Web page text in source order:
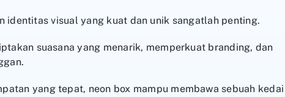
visual yang kuat dan unik sangatlah penting.
suasana yang menarik, memperkuat branding, dan
yang tepat, neon box mampu membawa sebuah kedai